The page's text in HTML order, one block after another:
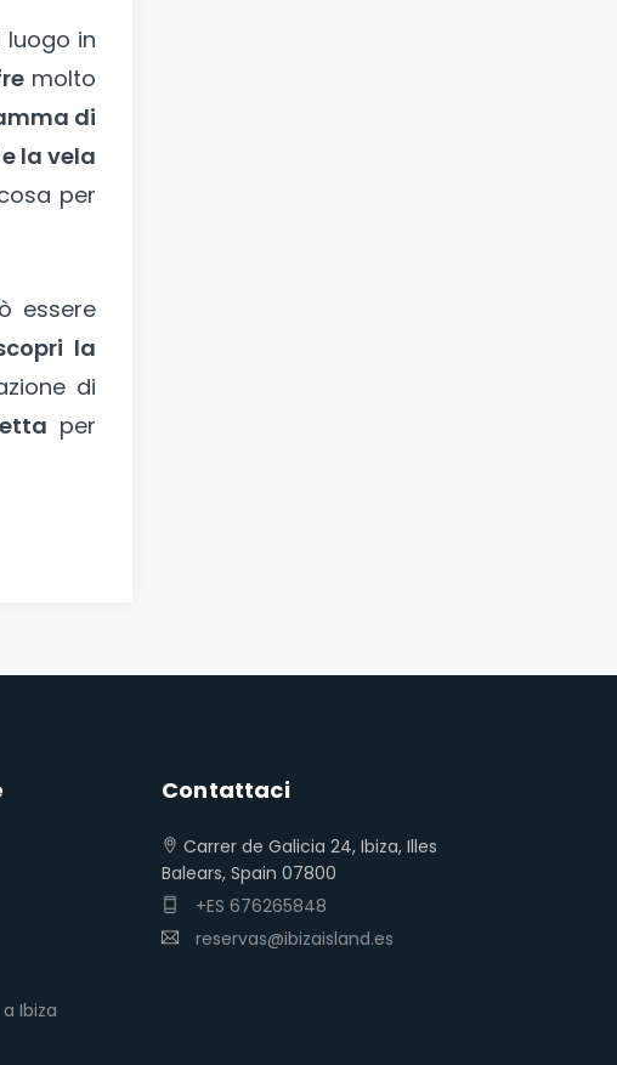
luogo in
molto
di
la vela
per
essere
la
di
per
Ibiza
Contattaci
Carrer de Galicia 24, Ibiza, Illes
Balears, Spain 07800
+ES 676265848
reservas@ibizaisland.es